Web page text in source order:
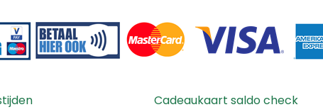
Cadeaukaart saldo check